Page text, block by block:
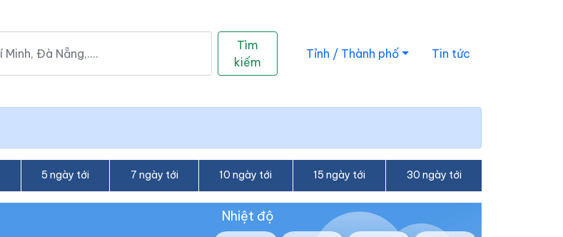
Tìm
kiếm
Tỉnh / Thành phố Tin tức
5 ngày tới 7 ngày tới 10 ngày tới 15 ngày tới 30 ngày tới
Nhiệt độ